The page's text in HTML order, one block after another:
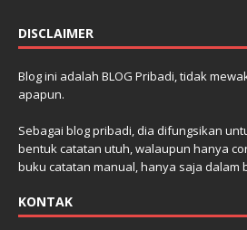
DISCLAIMER
Blog ini adalah BLOG Pribadi, tidak
apapun.
Sebagai blog pribadi, dia difungsikan
bentuk catatan utuh, walaupun hanya
buku catatan manual, hanya saja dalam
KONTAK